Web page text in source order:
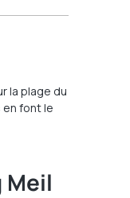
la plage du
font le
Meil